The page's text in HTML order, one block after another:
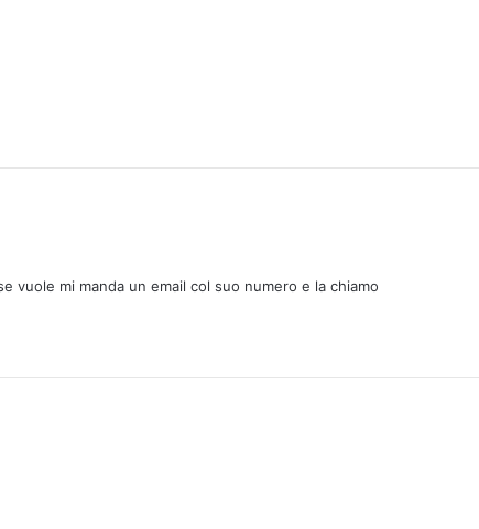
vuole mi manda un email col suo numero e la chiamo